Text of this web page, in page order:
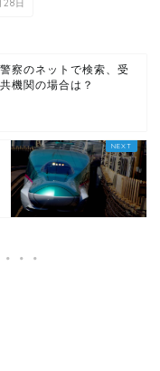
28日
察のネットで検索、受
機関の場合は？